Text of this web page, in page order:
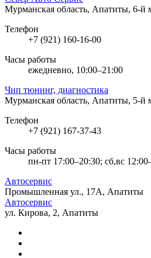
Мурманская область, Апатиты, 6-й
Телефон
+7 (921) 160-16-00
Часы работы
ежедневно, 10:00–21:00
Чип тюнинг, диагностика
Мурманская область, Апатиты, 5-й
Телефон
+7 (921) 167-37-43
Часы работы
пн-пт 17:00–20:30; сб,вс
Автосервис
Промышленная ул., 17А, Апатиты
Автосервис
ул. Кирова, 2, Апатиты